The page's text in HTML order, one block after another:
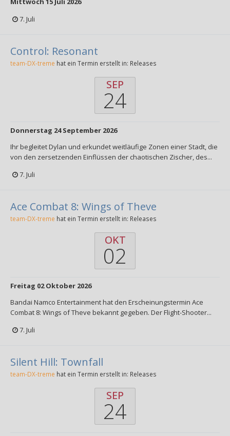
7. Juli
Control: Resonant
team-DX-treme hat ein Termin erstellt in: Releases
SEP
24
Donnerstag 24 September 2026
Ihr begleitet Dylan und erkundet weitläufige Zonen einer Stadt, die
von den zersetzenden Einflüssen der chaotischen Zischer, des...
7. Juli
Ace Combat 8: Wings of Theve
team-DX-treme hat ein Termin erstellt in: Releases
OKT
02
Freitag 02 Oktober 2026
Bandai Namco Entertainment hat den Erscheinungstermin Ace
Combat 8: Wings of Theve bekannt gegeben. Der Flight-Shooter...
7. Juli
Silent Hill: Townfall
team-DX-treme hat ein Termin erstellt in: Releases
SEP
24